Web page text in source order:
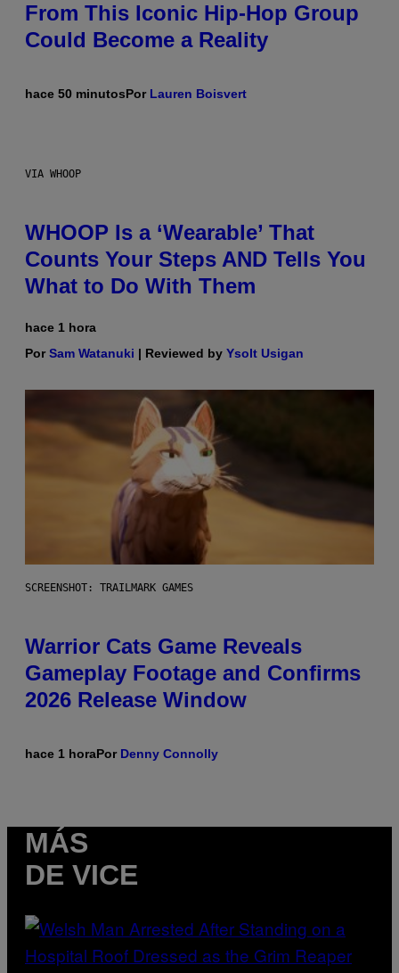
From This Iconic Hip-Hop Group
Could Become a Reality
hace 50 minutosPor Lauren Boisvert
VIA WHOOP
WHOOP Is a ‘Wearable’ That
Counts Your Steps AND Tells You
What to Do With Them
hace 1 hora
PorSam Watanuki | Reviewed by Ysolt Usigan
SCREENSHOT: TRAILMARK GAMES
Warrior Cats Game Reveals
Gameplay Footage and Confirms
2026 Release Window
hace 1 horaPor Denny Connolly
MÁS
DE VICE